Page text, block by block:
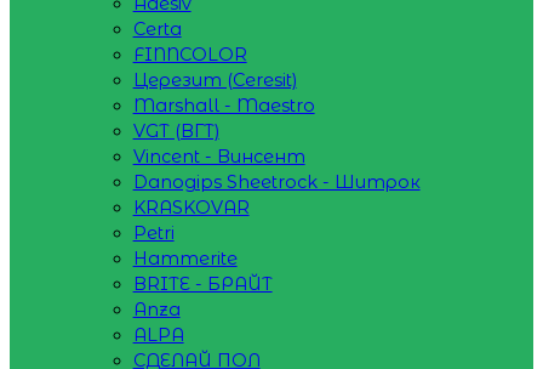
Certa
FINNCOLOR
Церезит (Ceresit)
Marshall - Maestro
VGT (ВГТ)
Vincent - Винсент
Danogips Sheetrock - Шитрок
KRASKOVAR
Petri
Hammerite
BRITE - БРАЙТ
Anza
ALPA
СДЕЛАЙ ПОЛ